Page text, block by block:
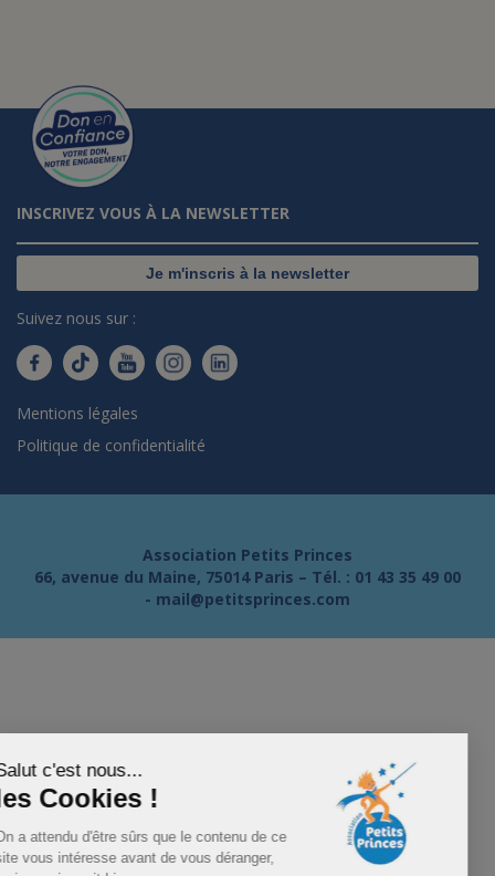
Salut c'est nous...
les Cookies !
On a attendu d'être sûrs que le contenu de ce
site vous intéresse avant de vous déranger,
INSCRIVEZ VOUS À LA NEWSLETTER
Je m'inscris à la newsletter
Suivez nous sur :
Mentions légales
Politique de confidentialité
Association Petits Princes
66, avenue du Maine, 75014 Paris – Tél. : 01 43 35 49 00
- mail@petitsprinces.com